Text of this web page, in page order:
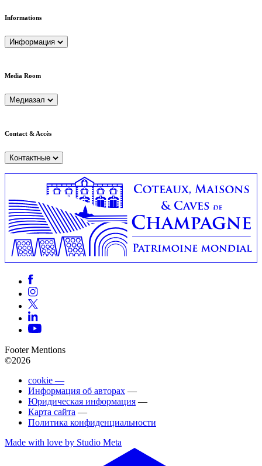
Informations
Информация
Media Room
Медиазал
Contact & Accès
Контактные
Footer Mentions
©2026
cookie —
Информация об авторах —
Юридическая информация —
Карта сайта —
Политика конфиденциальности
Made with love by Studio Meta